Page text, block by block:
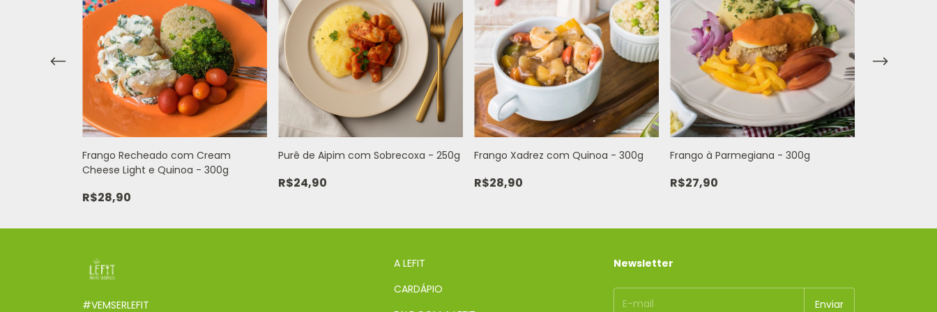
Frango Recheado com Cream
Cheese Light e Quinoa - 300g
R$28,90
Purê de Aipim com Sobrecoxa - 250g
R$24,90
Frango Xadrez com Quinoa - 300g
R$28,90
Frango à Parmegiana - 300g
R$27,90
#VEMSERLEFIT
A LEFIT
CARDÁPIO
Newsletter